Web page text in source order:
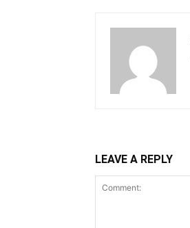
LEAVE A REPLY